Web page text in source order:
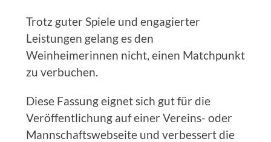
Trotz guter Spiele und engagierter
Leistungen gelang es den
Weinheimerinnen nicht, einen Matchpunkt
zu verbuchen.
Diese Fassung eignet sich gut für die
Veröffentlichung auf einer Vereins- oder
Mannschaftswebseite und verbessert die